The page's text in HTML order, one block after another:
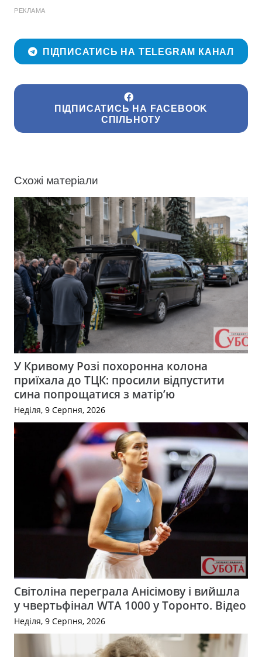
РЕКЛАМА
ПІДПИСАТИСЬ НА TELEGRAM КАНАЛ
ПІДПИСАТИСЬ НА FACEBOOK
СПІЛЬНОТУ
Схожі матеріали
У Кривому Розі похоронна колона
приїхала до ТЦК: просили відпустити
сина попрощатися з матір’ю
Неділя, 9 Серпня, 2026
Світоліна переграла Анісімову і вийшла
у чвертьфінал WTA 1000 у Торонто. Відео
Неділя, 9 Серпня, 2026